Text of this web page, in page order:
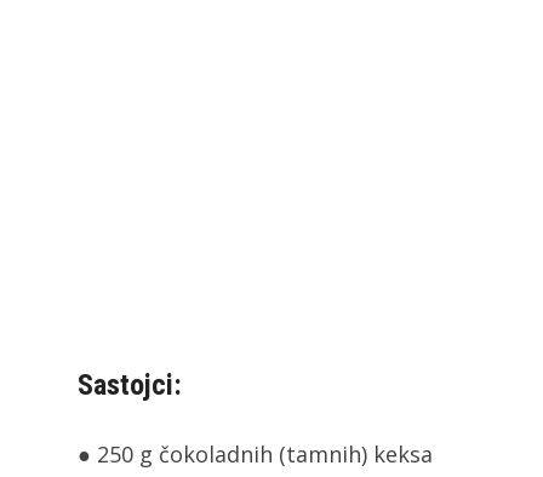
Sastojci:
● 250 g čokoladnih (tamnih) keksa